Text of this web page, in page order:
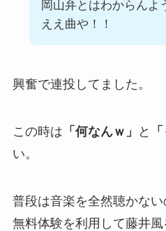
岡山弁とはわからんよ
ええ曲や！！
興奮で連投してました。
この時は 「何なんｗ」 と
い。
普段は音楽を全然聴かな
無料体験を利用して藤井